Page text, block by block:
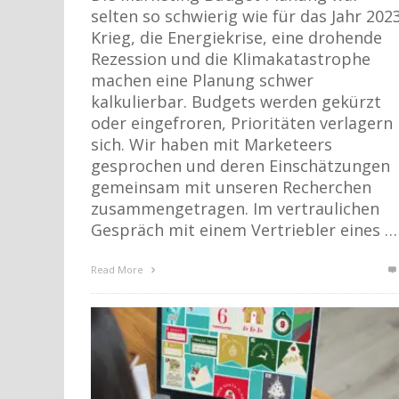
selten so schwierig wie für das Jahr
Krieg, die Energiekrise, eine drohende
Rezession und die Klimakatastrophe
machen eine Planung schwer
kalkulierbar. Budgets werden gekürzt
oder eingefroren, Prioritäten verlagern
sich. Wir haben mit Marketeers
gesprochen und deren Einschätzungen
gemeinsam mit unseren Recherchen
zusammengetragen. Im vertraulichen
Gespräch mit einem Vertriebler eines …
Read More